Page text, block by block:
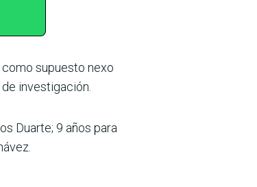
como supuesto nexo
investigación.
Duarte; 9 años para